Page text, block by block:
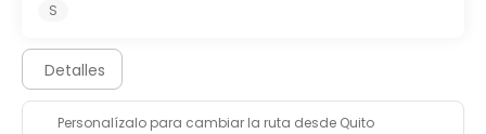
S
Detalles
Personalízalo para cambiar la ruta desde Quito